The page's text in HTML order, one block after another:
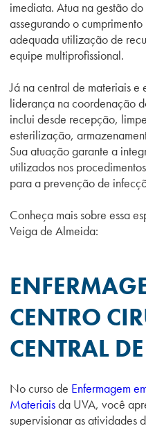
imediata. Atua na gestão
assegurando o
adequada utilização de
equipe multiprofissional.
Já na central de materiais e
liderança na coordenação
inclui desde recepção,
esterilização,
Sua atuação garante a
utilizados nos
para a prevenção de
Conheça mais sobre essa
Veiga de Almeida:
CENTRO
CENTRAL
No curso de Enfermagem
Materiaisda UVA, você
supervisionar as atividades